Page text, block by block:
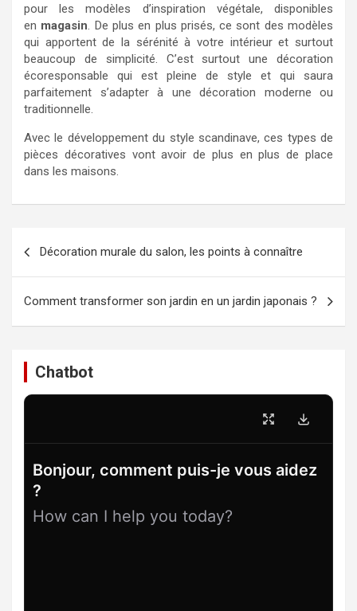
pour les modèles d’inspiration végétale, disponibles
en magasin. De plus en plus prisés, ce sont des modèles
qui apportent de la sérénité à votre intérieur et surtout
beaucoup de simplicité. C’est surtout une décoration
écoresponsable qui est pleine de style et qui saura
parfaitement s’adapter à une décoration moderne ou
traditionnelle.
Avec le développement du style scandinave, ces types de
pièces décoratives vont avoir de plus en plus de place
dans les maisons.
l’article
Décoration murale du salon, les points à connaître
Comment transformer son jardin en un jardin japonais ?
Chatbot
Bonjour, comment puis-je vous aidez
?
How can I help you today?